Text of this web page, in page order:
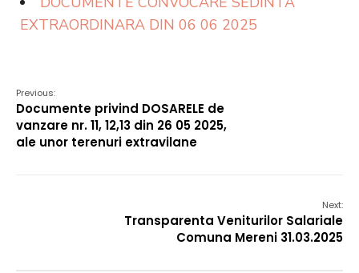
EXTRAORDINARA DIN 06 06 2025
Previous:
Documente privind DOSARELE de
vanzare nr. 11, 12,13 din 26 05 2025,
ale unor terenuri extravilane
Next:
Transparenta Veniturilor Salariale
Comuna Mereni 31.03.2025